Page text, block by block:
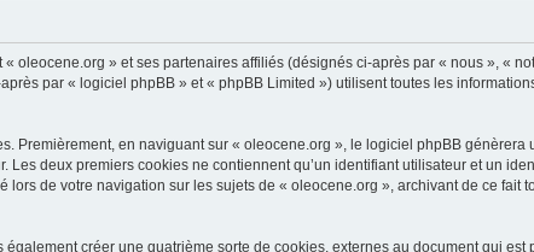
oleocene.org » et ses partenaires affiliés (désignés ci-après par « nous », «
par « logiciel phpBB » et « phpBB Limited ») utilisent toutes les
Premièrement, en naviguant sur « oleocene.org », le logiciel phpBB
deux premiers cookies ne contiennent qu’un identifiant utilisateur et un
de votre navigation sur les sujets de « oleocene.org », archivant de ce fait
créer une quatrième sorte de cookies, externes au document qui